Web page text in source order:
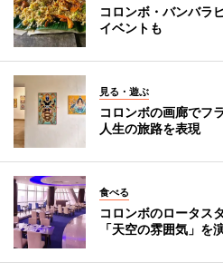
コロンボ・バンバラ
イベントも
見る・遊ぶ
コロンボの画廊でフ
人生の旅路を表現
食べる
コロンボのロータス
「天空の雰囲気」を